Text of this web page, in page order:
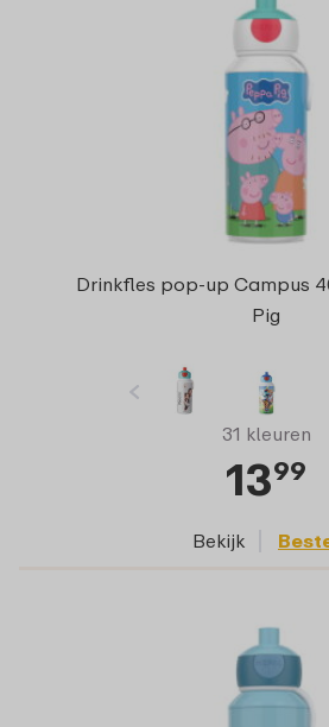
Drinkfles pop-up Campus
Pig
31 kleuren
1399
Bekijk